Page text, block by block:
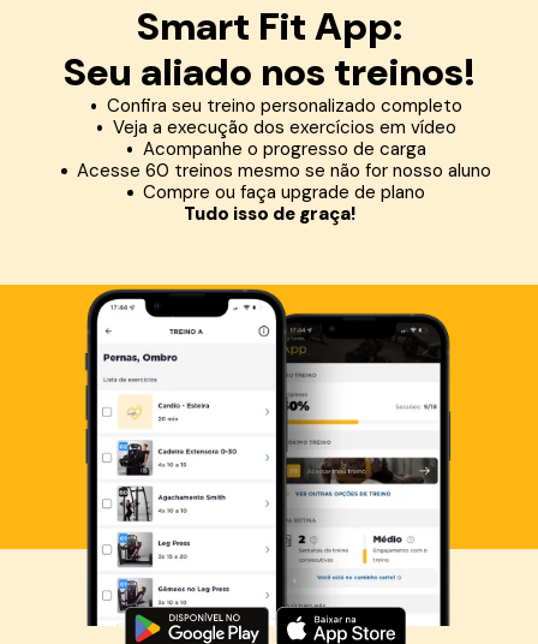
Smart Fit App:
Seu aliado nos treinos!
Confira seu treino personalizado completo
Veja a execução dos exercícios em vídeo
Acompanhe o progresso de carga
Acesse 60 treinos mesmo se não for nosso aluno
Compre ou faça upgrade de plano
Tudo isso de graça!
Baixe agora o Smart Fit App